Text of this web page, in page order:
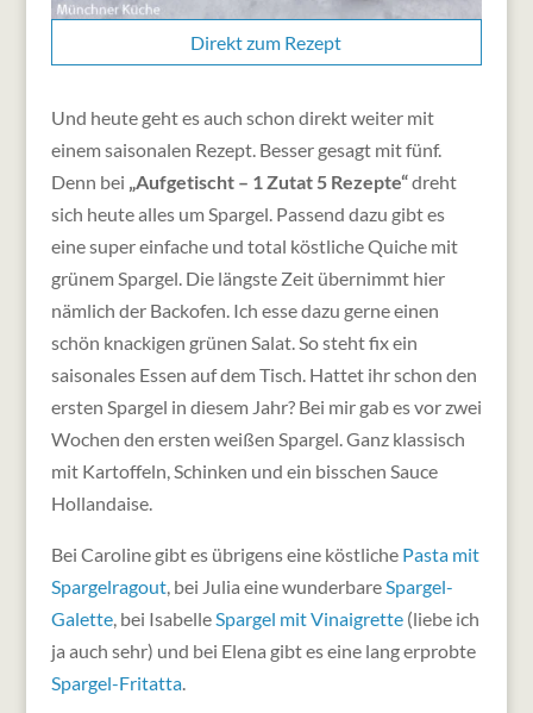
Direkt zum Rezept
Und heute geht es auch schon direkt weiter mit
einem saisonalen Rezept. Besser gesagt mit fünf.
Denn bei „Aufgetischt – 1 Zutat 5 Rezepte“dreht
sich heute alles um Spargel. Passend dazu gibt es
eine super einfache und total köstliche Quiche mit
grünem Spargel. Die längste Zeit übernimmt hier
nämlich der Backofen. Ich esse dazu gerne einen
schön knackigen grünen Salat. So steht fix ein
saisonales Essen auf dem Tisch. Hattet ihr schon den
ersten Spargel in diesem Jahr? Bei mir gab es vor zwei
Wochen den ersten weißen Spargel. Ganz klassisch
mit Kartoffeln, Schinken und ein bisschen Sauce
Hollandaise.
Bei Caroline gibt es übrigens eine köstliche Pasta mit
Spargelragout, bei Julia eine wunderbareSpargel-
Galette, bei IsabelleSpargel mit Vinaigrette(liebe ich
ja auch sehr) und bei Elena gibt es eine lang erprobte
Spargel-Fritatta.